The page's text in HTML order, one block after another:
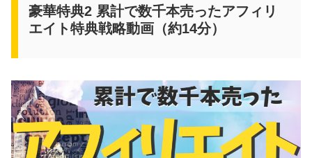
豪華特典2 累計で数千本売ったアフィリ
エイト特典戦略動画（約14分）